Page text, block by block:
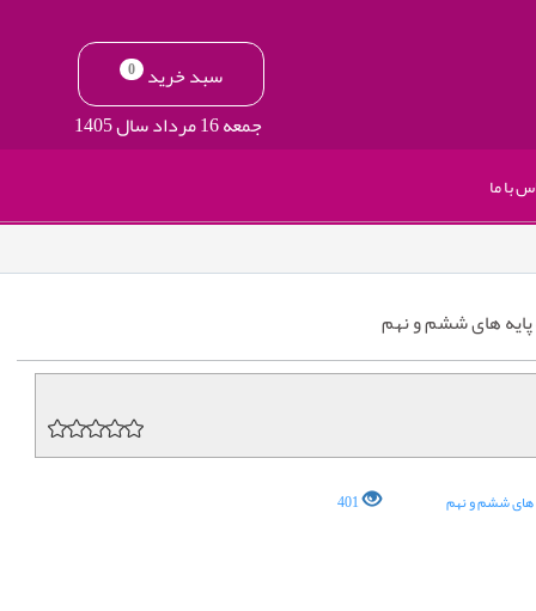
سبد خرید 0
جمعه 16 مرداد سال 1405
با ما
های ششم و نهم
ششم و نهم 401